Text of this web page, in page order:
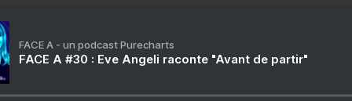
FACE A - un podcast Purecharts
FACE A #30 : Eve Angeli raconte "Avant de partir"